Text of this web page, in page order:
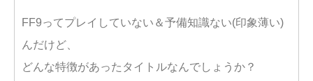
FF9ってプレイしていない＆予備知識ない(印象薄い)
んだけど、
どんな特徴があったタイトルなんでしょうか？